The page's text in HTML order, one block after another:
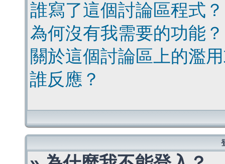
誰寫了這個討論區程式？
為何沒有我需要的功能？
關於這個討論區上的濫
誰反應？